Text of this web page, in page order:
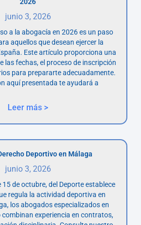
junio 3, 2026
a la abogacía en 2026 es un paso
aquellos que desean ejercer la
Este artículo proporciona una
las fechas, el proceso de inscripción
para prepararte adecuadamente.
aquí presentada te ayudará a
Leer más >
Deportivo en Málaga
junio 3, 2026
de octubre, del Deporte establece
regula la actividad deportiva en
los abogados especializados en
combinan experiencia en contratos,